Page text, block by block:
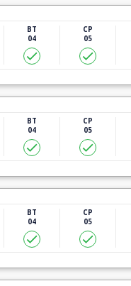
ВТ
04
СР
05
ВТ
04
СР
05
ВТ
04
СР
05